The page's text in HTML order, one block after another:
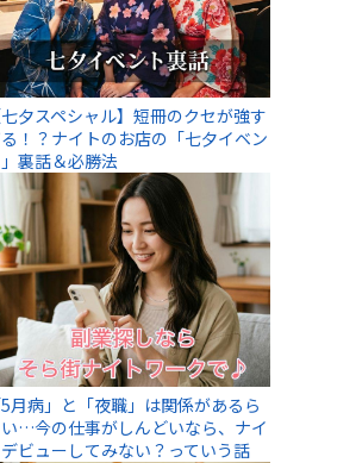
七夕スペシャル】短冊のクセが強す
！？ナイトのお店の「七夕イベン
」裏話＆必勝法
5月病」と「夜職」は関係があるら
い…今の仕事がしんどいなら、ナイ
デビューしてみない？っていう話